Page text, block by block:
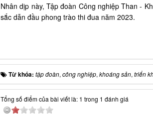
Nhân dịp này, Tập đoàn Công nghiệp Than -
sắc dẫn đầu phong trào thi đua năm 2023.
Từ khóa: tập đoàn, công nghiệp, khoáng sản, triển
Tổng số điểm của bài viết là: 1 trong 1 đánh giá